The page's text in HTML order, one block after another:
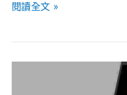
閱讀全文 »